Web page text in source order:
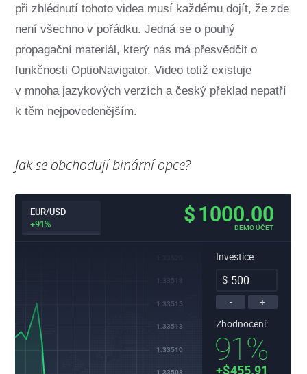
při zhlédnutí tohoto videa musí každému dojít, že zde
není všechno v pořádku. Jedná se o pouhý
propagační materiál, který nás má přesvědčit o
funkčnosti OptioNavigator. Video totiž existuje
v mnoha jazykových verzích a český překlad nepatří
k těm nejpovedenějším.
Jak se obchodují binární opce?